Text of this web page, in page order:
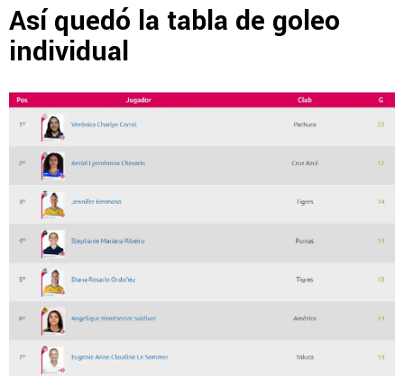
Así quedó la tabla de goleo
individual